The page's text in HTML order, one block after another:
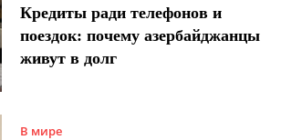
Кредиты ради телефонов и
поездок: почему азербайджанцы
живут в долг
В мире